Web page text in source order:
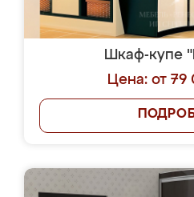
Шкаф-купе
Цена: от 79